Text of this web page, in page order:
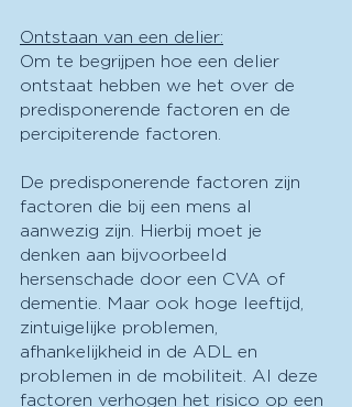
Ontstaan van een delier:
Om te begrijpen hoe een delier
ontstaat hebben we het over de
predisponerende factoren en de
percipiterende factoren.
De predisponerende factoren zijn
factoren die bij een mens al
aanwezig zijn. Hierbij moet je
denken aan bijvoorbeeld
hersenschade door een CVA of
dementie. Maar ook hoge leeftijd,
zintuigelijke problemen,
afhankelijkheid in de ADL en
problemen in de mobiliteit. Al deze
factoren verhogen het risico op een